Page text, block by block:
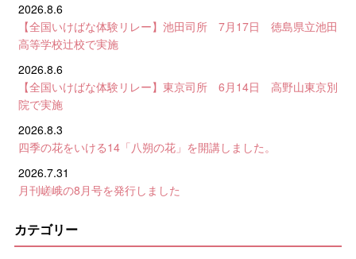
2026.8.6
【全国いけばな体験リレー】池田司所 7月17日 徳島県立池田
高等学校辻校で実施
2026.8.6
【全国いけばな体験リレー】東京司所 6月14日 高野山東京別
院で実施
2026.8.3
四季の花をいける14「八朔の花」を開講しました。
2026.7.31
月刊嵯峨の8月号を発行しました
カテゴリー